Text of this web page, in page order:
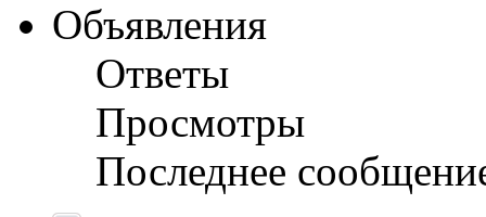
Объявления
Ответы
Просмотры
Последнее